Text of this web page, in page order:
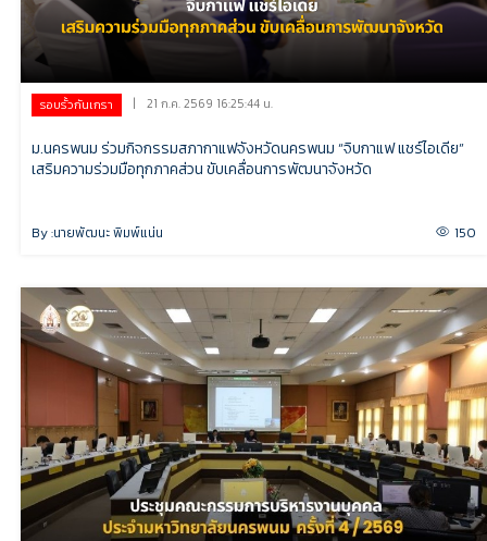
รอบรั้วกันเกรา | 21 ก.ค. 2569 16:25:44 น.
ม.นครพนม ร่วมกิจกรรมสภากาแฟจังหวัดนครพนม “จิบกาแฟ แชร์ไอเดีย”
เสริมความร่วมมือทุกภาคส่วน ขับเคลื่อนการพัฒนาจังหวัด
By :นายพัฒนะ พิมพ์แน่น 150